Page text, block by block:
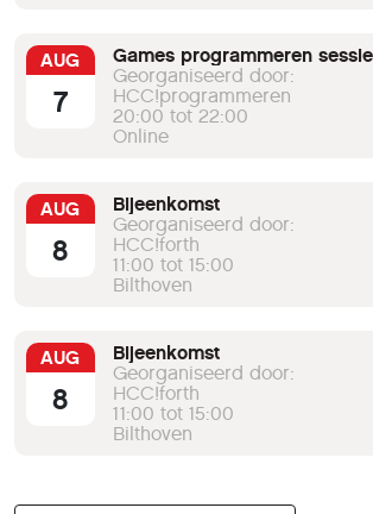
AUG
7
Games programmeren sessie
Georganiseerd door:
HCC!programmeren
20:00 tot 22:00
Online
AUG
8
Bijeenkomst
Georganiseerd door:
HCC!forth
11:00 tot 15:00
Bilthoven
AUG
8
Bijeenkomst
Georganiseerd door:
HCC!forth
11:00 tot 15:00
Bilthoven